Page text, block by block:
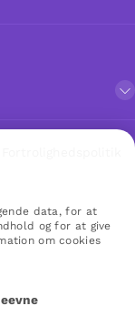
data, for at
og for at give
om cookies